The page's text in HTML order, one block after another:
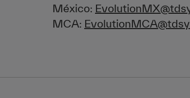
México:
MCA: